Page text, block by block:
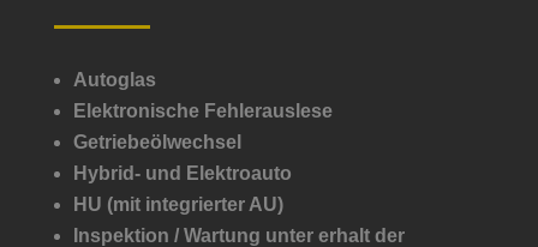
Autoglas
Elektronische Fehlerauslese
Getriebeölwechsel
Hybrid- und Elektroauto
HU (mit integrierter AU)
Inspektion / Wartung unter erhalt der